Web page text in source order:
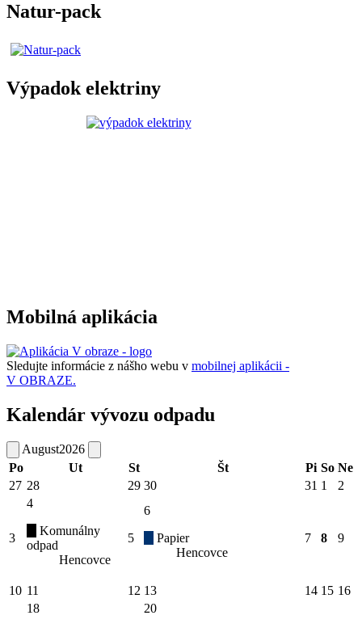
Natur-pack
Výpadok elektriny
Mobilná aplikácia
Sledujte informácie z nášho webu v mobilnej aplikácii -
V OBRAZE.
Kalendár vývozu odpadu
August2026
Po
Ut St Št Pi So Ne
27 28 29 30 31 1 2
3
4
Komunálny
odpad
Hencovce
5
6
Papier
Hencovce
7 8 9
10 11 12 13 14 15 16
18
20